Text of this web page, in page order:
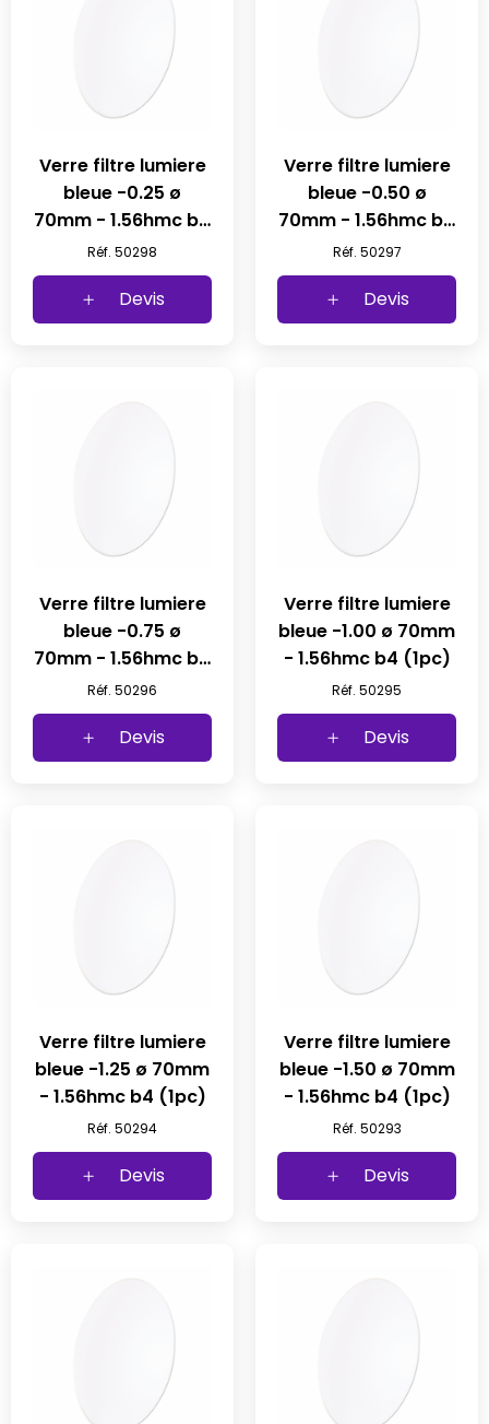
Verre filtre lumiere
bleue -0.25 ø
70mm - 1.56hmc b4
(1pc)
Réf. 50298
Devis
Verre filtre lumiere
bleue -0.50 ø
70mm - 1.56hmc b4
(1pc)
Réf. 50297
Devis
Verre filtre lumiere
bleue -0.75 ø
70mm - 1.56hmc b4
(1pc)
Réf. 50296
Devis
Verre filtre lumiere
bleue -1.00 ø 70mm
- 1.56hmc b4 (1pc)
Réf. 50295
Devis
Verre filtre lumiere
bleue -1.25 ø 70mm
- 1.56hmc b4 (1pc)
Réf. 50294
Devis
Verre filtre lumiere
bleue -1.50 ø 70mm
- 1.56hmc b4 (1pc)
Réf. 50293
Devis